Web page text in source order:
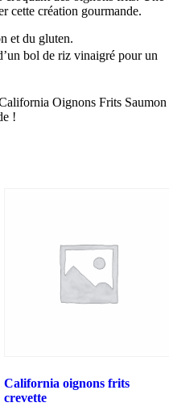
cette création gourmande.
et du gluten.
bol de riz vinaigré pour un
Oignons Frits Saumon
!
California oignons frits
crevette